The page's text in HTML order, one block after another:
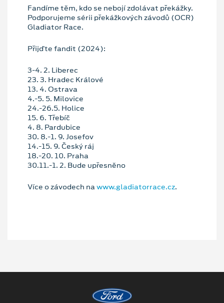
Fandíme těm, kdo se nebojí zdolávat překážky.
Podporujeme sérii překážkových závodů (OCR)
Gladiator Race.
Přijďte fandit (2024):
3-4. 2. Liberec
23. 3. Hradec Králové
13. 4. Ostrava
4.-5. 5. Milovice
24.-26.5. Holice
15. 6. Třebíč
4. 8. Pardubice
30. 8.-1. 9. Josefov
14.-15. 9. Český ráj
18.-20. 10. Praha
30.11.-1. 2. Bude upřesněno
Více o závodech na www.gladiatorrace.cz.